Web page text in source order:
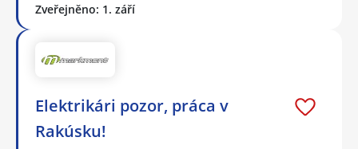
Zveřejněno: 1. září
Elektrikári pozor, práca v
Rakúsku!